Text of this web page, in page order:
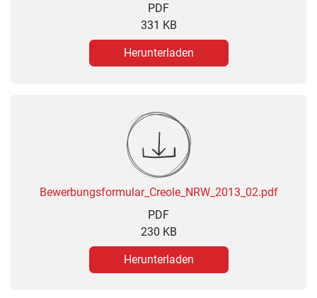
PDF
331 KB
Herunterladen
Bewerbungsformular_Creole_NRW_2013_02.pdf
PDF
230 KB
Herunterladen